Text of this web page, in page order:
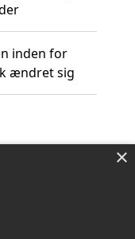
inden for
ændret sig
×